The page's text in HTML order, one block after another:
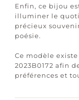
Enfin, ce bijou
illuminer le
précieux
poésie.
Ce modèle
2023B0172 afin
préférences et